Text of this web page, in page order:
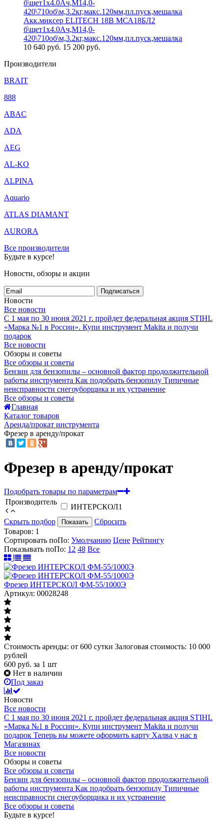
Акк.миксер ELITECH 18В МСА18БЛ2
б\щет1х4.0Ач,М14,0-
420\710об\м,3.2кг,макс.120мм,пл.пуск,мешалка
10 640 руб. 15 200 руб.
Производители
BRAIT
888
ABAC
ADA
AEG
AL-KO
ALPINA
Aquario
ATLAS DIAMANT
AURORA
Все производители
Будьте в курсе!
Новости, обзоры и акции
Подписаться
Новости
Все новости
С 1 мая по 30 июня 2021 г. пройдет федеральная акция STIHL
«Марка №1 в России». Купи инструмент Makita и получи
подарок
Все новости
Обзоры и советы
Все обзоры и советы
Бензин для бензопилы – основной фактор продолжительной
работы инструмента Как подобрать бензопилу Типичные
неисправности снегоуборщика и их устранение
Все обзоры и советы
Главная
Каталог товаров
Аренда/прокат инструмента
Фрезер в аренду/прокат
Фрезер в аренду/прокат
Подобрать товары по параметрам
Производитель
ИНТЕРСКОЛ1
Скрыть подбор
Показать
Сбросить
Товаров: 1
Сортировать поПо: Умолчанию Цене Рейтингу
Показывать поПо: 12 48 Все
Фрезер ИНТЕРСКОЛ ФМ-55/1000Э
Артикул: 00028248
Стоимость аренды: от 600 сутки Залоговая стоимость: 10 000
рублей
600 руб. за 1 шт
Нет в наличии
Под заказ
Новости
Все новости
С 1 мая по 30 июня 2021 г. пройдет федеральная акция STIHL
«Марка №1 в России». Купи инструмент Makita и получи
подарок Теперь вы можете оформить карту Халва у нас в
Магазинах
Все новости
Обзоры и советы
Все обзоры и советы
Бензин для бензопилы – основной фактор продолжительной
работы инструмента Как подобрать бензопилу Типичные
неисправности снегоуборщика и их устранение
Все обзоры и советы
Будьте в курсе!